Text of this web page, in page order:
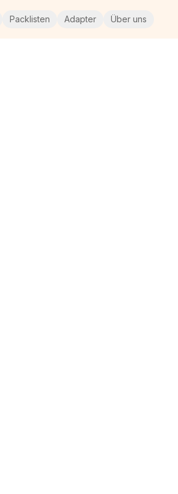
Packlisten Adapter Über uns